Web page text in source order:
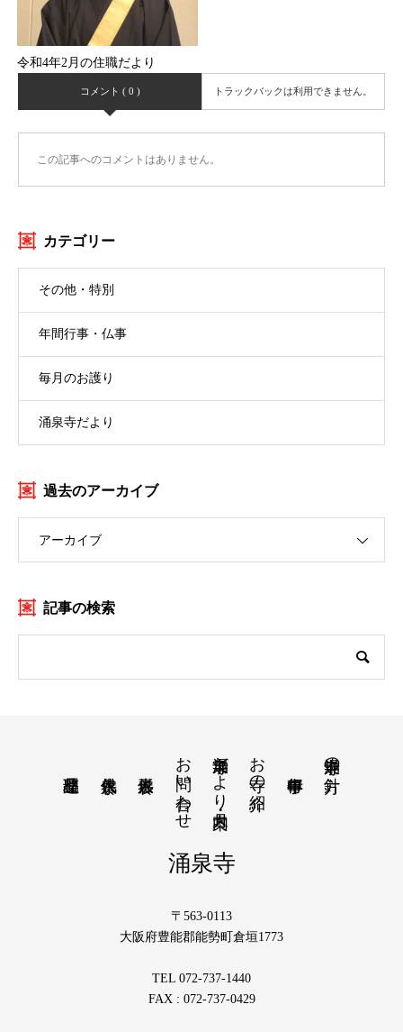
令和4年2月の住職だより
コメント ( 0 ) トラックバックは利用できません。
この記事へのコメントはありません。
カテゴリー
その他・特別
年間行事・仏事
毎月のお護り
涌泉寺だより
過去のアーカイブ
アーカイブ
記事の検索
涌泉寺の方針
お寺の紹介
涌泉寺だより・月案内
お問い合わせ
涌泉寺
〒563-0113
大阪府豊能郡能勢町倉垣1773
TEL 072-737-1440
FAX : 072-737-0429